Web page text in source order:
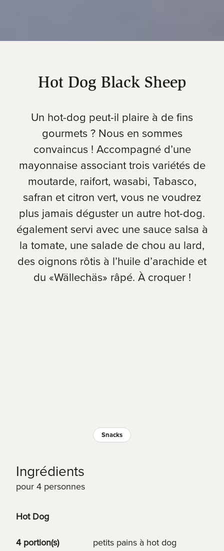
Hot Dog Black Sheep
Un hot-dog peut-il plaire à de fins
gourmets ? Nous en sommes
convaincus ! Accompagné d’une
mayonnaise associant trois variétés de
moutarde, raifort, wasabi, Tabasco,
safran et citron vert, vous ne voudrez
plus jamais déguster un autre hot-dog.
également servi avec une sauce salsa à
la tomate, une salade de chou au lard,
des oignons rôtis à l’huile d’arachide et
du «Wällechäs» râpé. À croquer !
Snacks
Ingrédients
pour 4 personnes
Hot Dog
4 portion(s)
petits pains à hot dog